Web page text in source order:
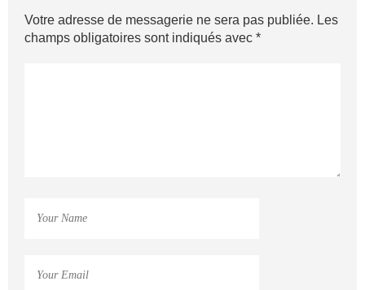
Votre adresse de messagerie ne sera pas publiée. Les
champs obligatoires sont indiqués avec *